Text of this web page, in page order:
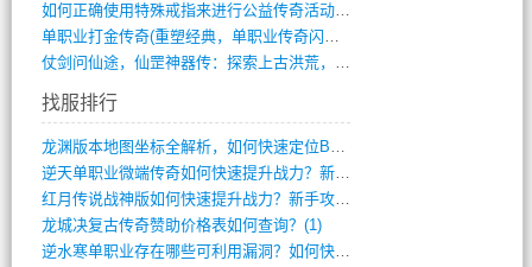
如何正确使用特殊戒指来进行公益传奇活动？(10)
单职业打金传奇(重塑经典，单职业传奇闪耀(10)
仗剑问仙途，仙罡神器传：探索上古洪荒，揭(813)
找服排行
龙渊版本地图坐标全解析，如何快速定位BO(3)
逆天单职业微端传奇如何快速提升战力？新手(2)
红月传说战神版如何快速提升战力？新手攻略(2)
龙城决复古传奇赞助价格表如何查询？(1)
逆水寒单职业存在哪些可利用漏洞？如何快速(1)